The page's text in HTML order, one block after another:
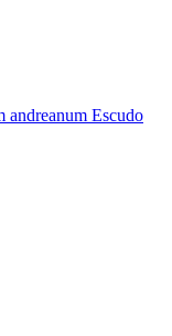
Escudo